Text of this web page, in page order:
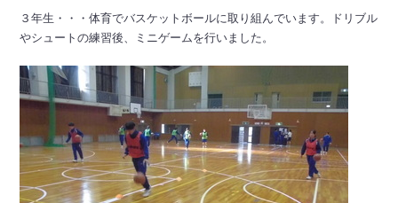
３年生・・・体育でバスケットボールに取り組んでいます。ドリブル
やシュートの練習後、ミニゲームを行いました。